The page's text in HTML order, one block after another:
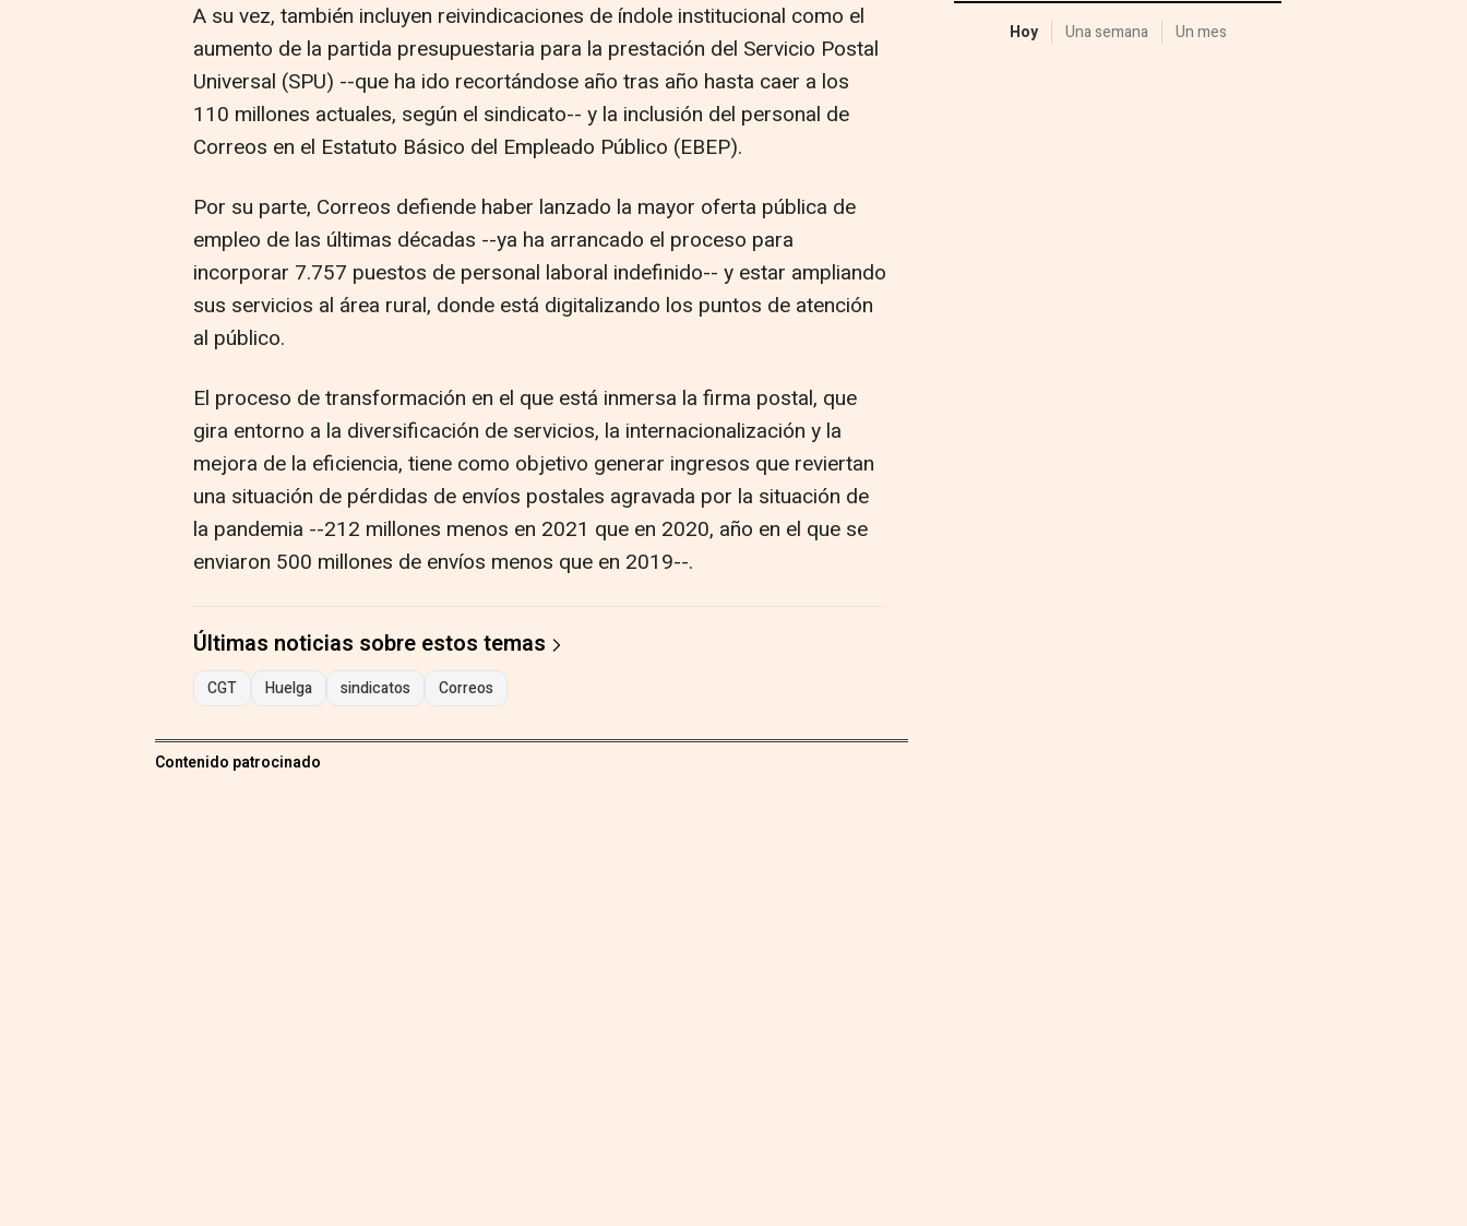
A su vez, también incluyen reivindicaciones de índole institucional como el
aumento de la partida presupuestaria para la prestación del Servicio Postal
Universal (SPU) --que ha ido recortándose año tras año hasta caer a los
110 millones actuales, según el sindicato-- y la inclusión del personal de
Correos en el Estatuto Básico del Empleado Público (EBEP).
Por su parte, Correos defiende haber lanzado la mayor oferta pública de
empleo de las últimas décadas --ya ha arrancado el proceso para
incorporar 7.757 puestos de personal laboral indefinido-- y estar ampliando
sus servicios al área rural, donde está digitalizando los puntos de atención
al público.
El proceso de transformación en el que está inmersa la firma postal, que
gira entorno a la diversificación de servicios, la internacionalización y la
mejora de la eficiencia, tiene como objetivo generar ingresos que reviertan
una situación de pérdidas de envíos postales agravada por la situación de
la pandemia --212 millones menos en 2021 que en 2020, año en el que se
enviaron 500 millones de envíos menos que en 2019--.
Últimas noticias sobre estos temas
CGT Huelga sindicatos Correos
Contenido patrocinado
Hoy Una semana Un mes